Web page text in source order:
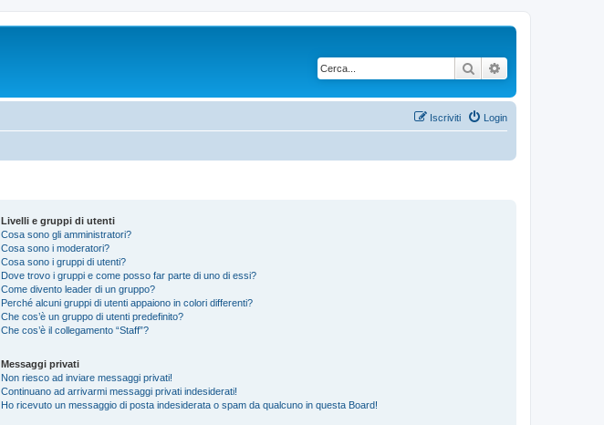
Cerca
Login
Iscriviti
Livelli e gruppi di utenti
Cosa sono gli amministratori?
Cosa sono i moderatori?
Cosa sono i gruppi di utenti?
Dove trovo i gruppi e come posso far parte di uno di essi?
Come divento leader di un gruppo?
Perché alcuni gruppi di utenti appaiono in colori differenti?
Che cos’è un gruppo di utenti predefinito?
Che cos’è il collegamento “Staff”?
Messaggi privati
Non riesco ad inviare messaggi privati!
Continuano ad arrivarmi messaggi privati indesiderati!
Ho ricevuto un messaggio di posta indesiderata o spam da qualcuno in questa Board!